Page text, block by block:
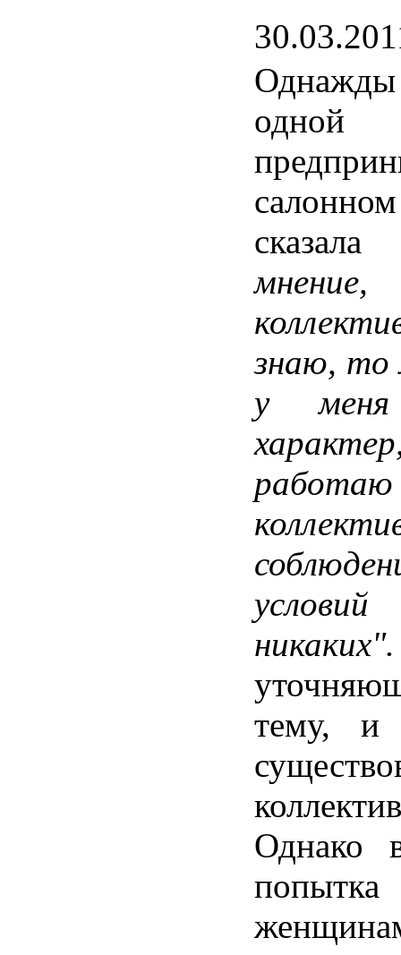
Однажды
одной
салонном
сказала
мнение,
знаю, то
уменя
характер
работаю
условий
никаких".
тему,
Однако
попытка